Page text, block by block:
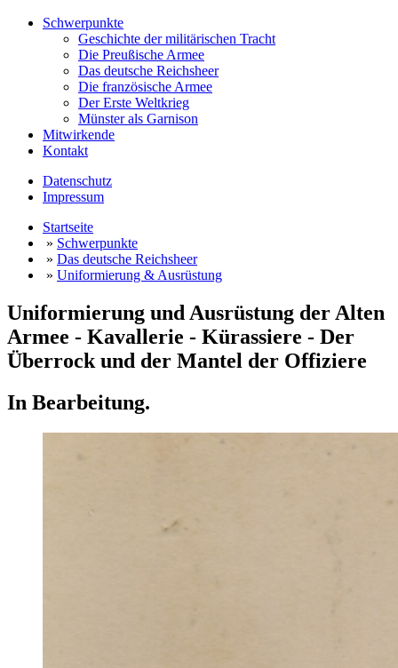
Schwerpunkte
Geschichte der militärischen Tracht
Die Preußische Armee
Das deutsche Reichsheer
Die französische Armee
Der Erste Weltkrieg
Münster als Garnison
Mitwirkende
Kontakt
Datenschutz
Impressum
Startseite
» Schwerpunkte
» Das deutsche Reichsheer
» Uniformierung & Ausrüstung
Uniformierung und Ausrüstung der Alten
Armee - Kavallerie - Kürassiere - Der
Überrock und der Mantel der Offiziere
In Bearbeitung.